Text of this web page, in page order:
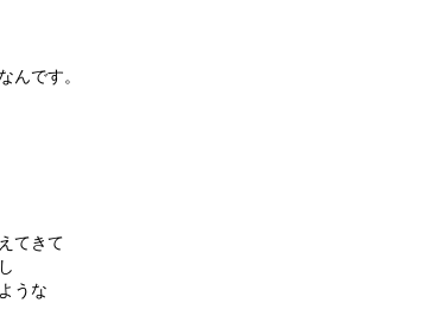
んです。
てきて
うな